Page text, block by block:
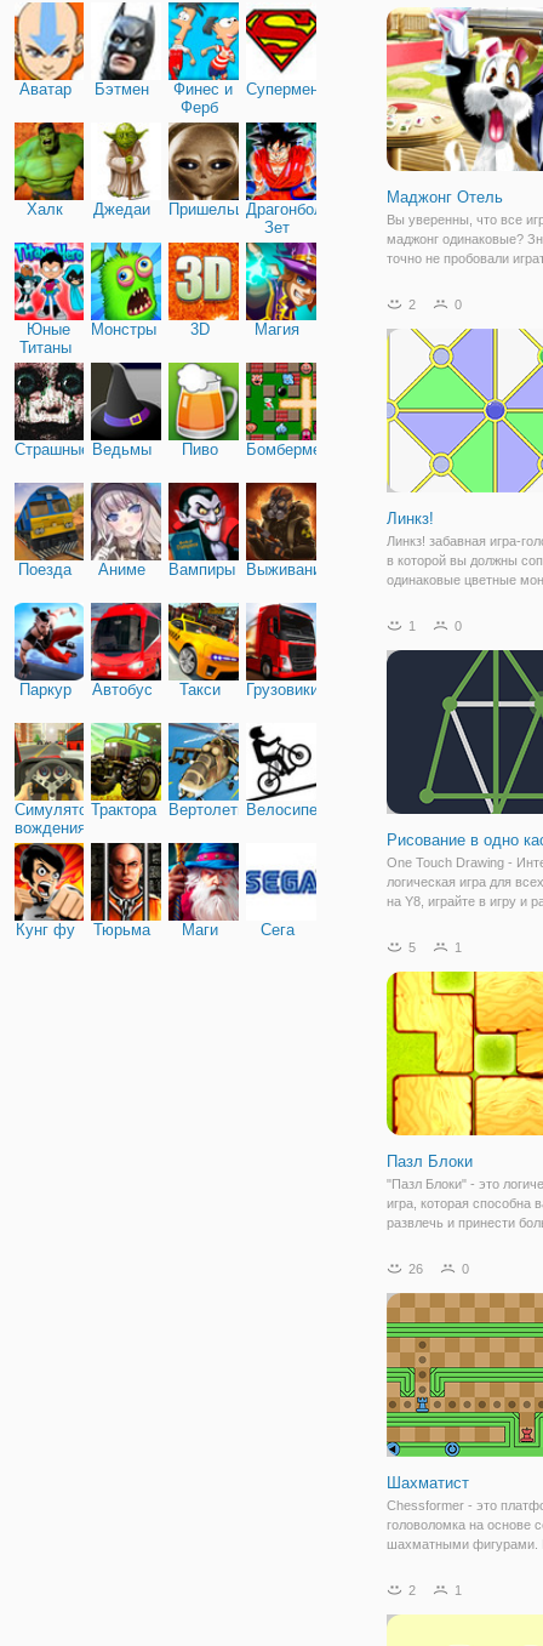
Аватар Бэтмен
Финес и
Ферб
Супермен
Халк Джедаи ПришельцыДрагонболл
Зет
Юные
Титаны
Монстры 3D Магия
Страшные Ведьмы Пиво Бомбермен
Поезда Аниме Вампиры Выживание
Паркур Автобус Такси Грузовики
Симулятор
вождения
Трактора ВертолетыВелосипед
Кунг фу Тюрьма Маги Сега
Маджонг Отель
Вы уверенны, что все
маджонг одинаковые?
точно не пробовали
интересная
потрясающая
маджонг в самом
2 0
Линкз!
Линкз! забавная игра-
в которой вы должны
одинаковые цветные
классическая
монеты, и вы должны
1 0
Рисование в одно
One Touch Drawing -
логическая игра для
на Y8, играйте в игру и
и сделайте фигуру, но
который был освещен,
5 1
Пазл Блоки
"Пазл Блоки" - это
игра, которая способна
развлечь и принести
ежедневное
здорово тренируют ваш
логику,
26 0
Шахматист
Chessformer - это
головоломка на основе
шахматными фигурами.
ожидалось, как в
могут двигаться снова,
2 1